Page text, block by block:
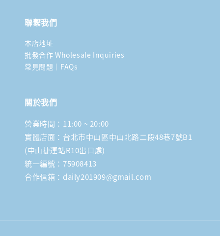
聯繫我們
本店地址
批發合作 Wholesale Inquiries
常見問題｜FAQs
關於我們
營業時間：11:00 ~ 20:00
實體店面：台北市中山區中山北路二段48巷7號B1
(中山捷運站R10出口處)
統一編號：75908413
合作信箱：daily201909@gmail.com